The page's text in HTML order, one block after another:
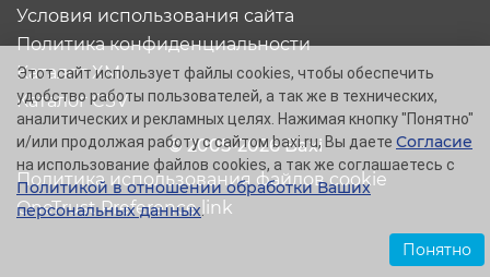
© 2005-2026 Baxi
Условия использования сайта
Политика конфиденциальности
Каталог XML
Каталог CSV
Политика использования файлов cookie
OneTrust Preference link
Этот сайт использует файлы cookies, чтобы обеспечить
удобство работы пользователей, а так же в технических,
аналитических и рекламных целях. Нажимая кнопку "Понятно"
и/или продолжая работу с сайтом baxi.ru, Вы даете Согласие
на использование файлов cookies, а так же соглашаетесь с
Политикой в отношении обработки Ваших
персональных данных.
Понятно